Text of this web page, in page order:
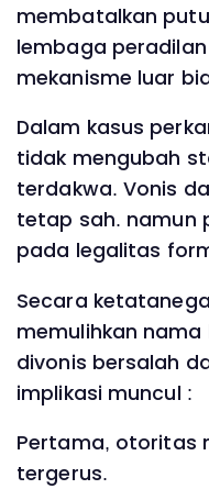
membatalkan
lembaga
mekanisme luar
Dalam kasus
tidak mengubah
terdakwa. Vonis
tetap sah. namun
pada legalitas
Secara
memulihkan
divonis bersalah
implikasi muncul :
Pertama, otoritas
tergerus.